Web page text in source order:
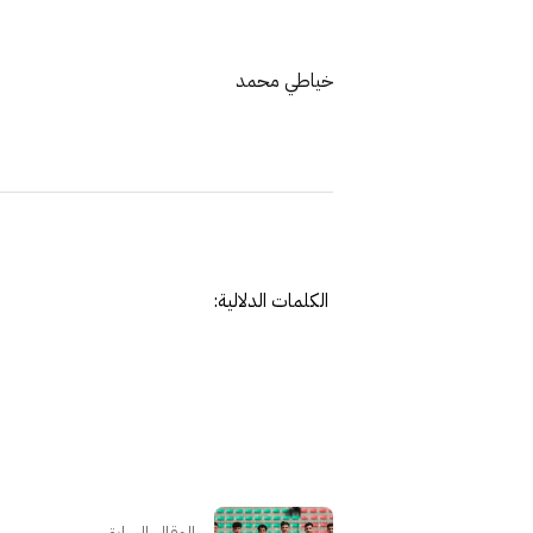
خياطي محمد
الكلمات الدلالية: